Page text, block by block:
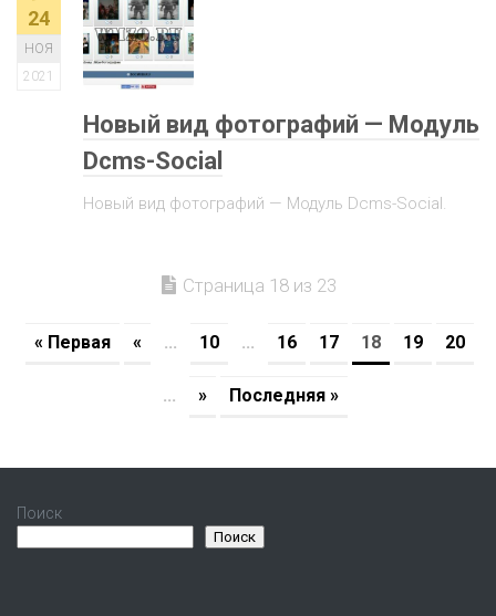
24
НОЯ
2021
Новый вид фотографий — Модуль
Dcms-Social
Новый вид фотографий — Модуль Dcms-Social.
Страница 18 из 23
« Первая « ... 10 ... 16 17 18 19 20
... » Последняя »
Поиск
Поиск